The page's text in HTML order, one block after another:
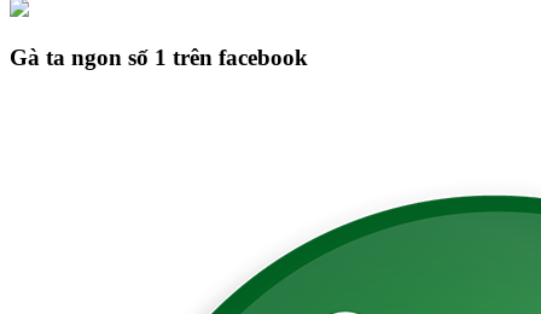
Gà ta ngon số 1 trên facebook